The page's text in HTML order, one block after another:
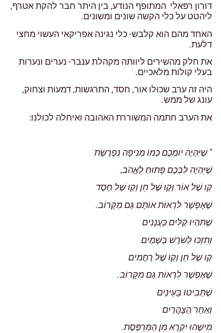
דורון רפאלי המתופף הנודע, בין היתר חבר להקת אטרף,
ליהטט על כלי הקשה שונים ומשונים.
האחד מהם הוא קלבש- כלי נגינה אפריקאי העשוי מחצי
דלעת.
את חלק מהשירים ליוותה מקהלת ענבר- נערים ונערות
בעלי קולות מלאכיים.
היה זה ערב שכולו אור, חסד, התרגשות, דמעות וצחוק,
עונג של ממש.
את הערב חתמה המשוררת האהובה ואיחלה לכולנו:
" שֶׁיִּהְיֶה יוֹמְכֶם כְּמוֹ מְנִיפָה נִפְרֶשֶׂת
שֶׁיִּהְיֶה לִבְּכֶם פָּתוּחַ לֶאֱהֹב,
קַו שֶׁל אוֹר וְקַו שֶׁל חֵן וְקַו שֶׁל חֶסֶד
שֶׁאֶפְשָׁר לִרְאוֹת אוֹתָם גַּם מִקָּרוֹב.
שֶׁתִּהְיוּ קַלִּים כַּעֲנָנִים
וְתִזְכּוּ לְשֹׁרֶשׁ בַּשָּׁמַיִם
קַו שֶׁל חֵן וְקַו שֶׁל רַחֲמִים
שֶׁאֶפְשָׁר לִרְאוֹת גַּם מִקָּרוֹב.
שֶׁתַּבִּיטוּ בָּעֵינַיִם
וְאַחַר הַצָּהֳרַיִם
מִישֶׁהוּ יִקְרָא מִן הַמִּרְפֶּסֶת.